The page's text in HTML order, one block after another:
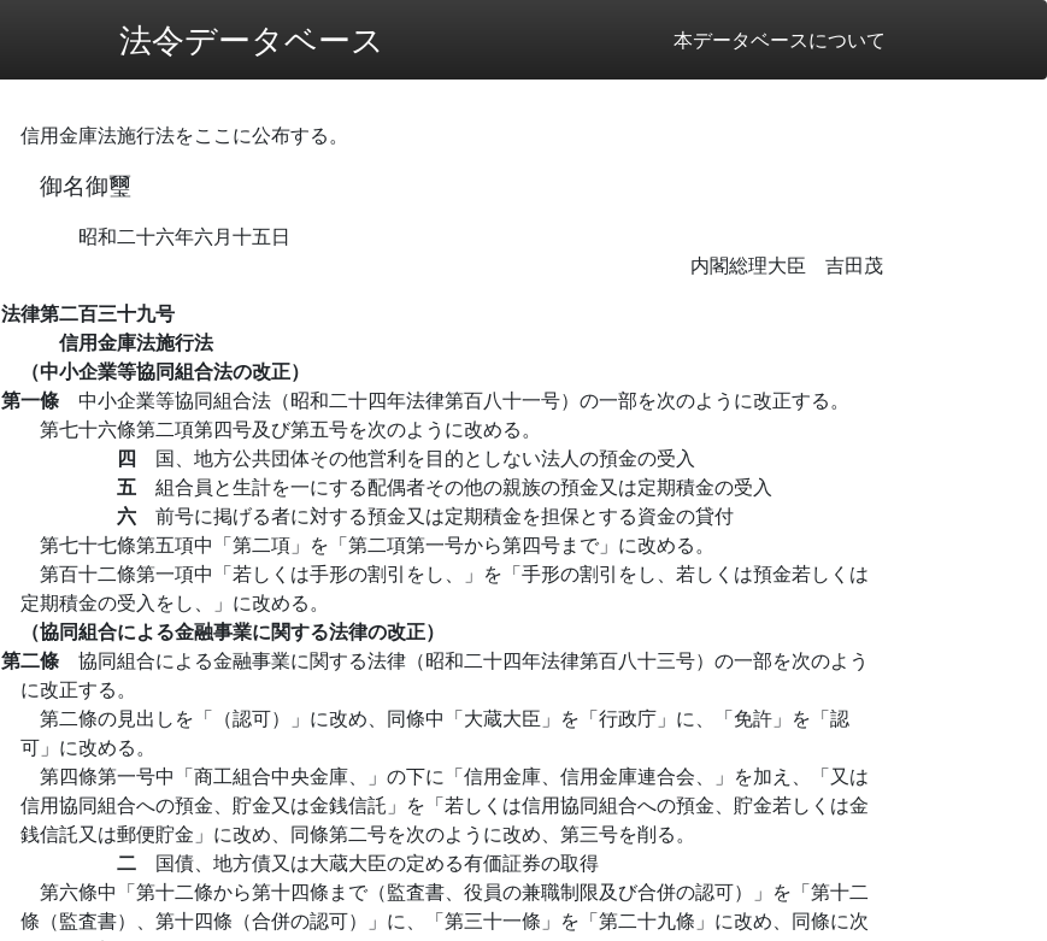
法令データベース 本データベースについて
信用金庫法施行法をここに公布する。
御名御璽
昭和二十六年六月十五日
内閣総理大臣 吉田茂
法律第二百三十九号
信用金庫法施行法
（中小企業等協同組合法の改正）
第一條 中小企業等協同組合法（昭和二十四年法律第百八十一号）の一部を次のように改正する。
第七十六條第二項第四号及び第五号を次のように改める。
四 国、地方公共団体その他営利を目的としない法人の預金の受入
五 組合員と生計を一にする配偶者その他の親族の預金又は定期積金の受入
六 前号に掲げる者に対する預金又は定期積金を担保とする資金の貸付
第七十七條第五項中「第二項」を「第二項第一号から第四号まで」に改める。
第百十二條第一項中「若しくは手形の割引をし、」を「手形の割引をし、若しくは預金若しくは
定期積金の受入をし、」に改める。
（協同組合による金融事業に関する法律の改正）
第二條 協同組合による金融事業に関する法律（昭和二十四年法律第百八十三号）の一部を次のよう
に改正する。
第二條の見出しを「（認可）」に改め、同條中「大蔵大臣」を「行政庁」に、「免許」を「認
可」に改める。
第四條第一号中「商工組合中央金庫、」の下に「信用金庫、信用金庫連合会、」を加え、「又は
信用協同組合への預金、貯金又は金銭信託」を「若しくは信用協同組合への預金、貯金若しくは金
銭信託又は郵便貯金」に改め、同條第二号を次のように改め、第三号を削る。
二 国債、地方債又は大蔵大臣の定める有価証券の取得
第六條中「第十二條から第十四條まで（監査書、役員の兼職制限及び合併の認可）」を「第十二
條（監査書）、第十四條（合併の認可）」に、「第三十一條」を「第二十九條」に改め、同條に次